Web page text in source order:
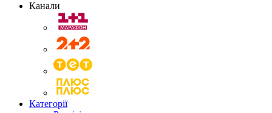
Канали
Категорії